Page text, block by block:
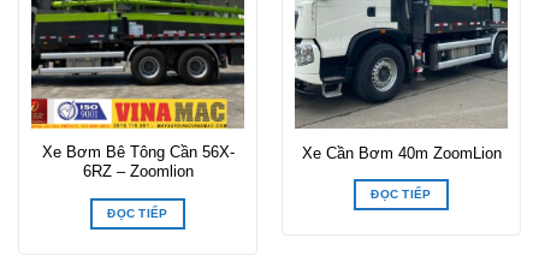
Xe Bơm Bê Tông Cần 56X-
6RZ – Zoomlion
ĐỌC TIẾP
Xe Cần Bơm 40m ZoomLion
ĐỌC TIẾP